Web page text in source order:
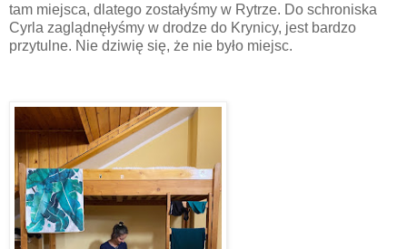
tam miejsca, dlatego zostałyśmy w Rytrze. Do schroniska
Cyrla zaglądnęłyśmy w drodze do Krynicy, jest bardzo
przytulne. Nie dziwię się, że nie było miejsc.